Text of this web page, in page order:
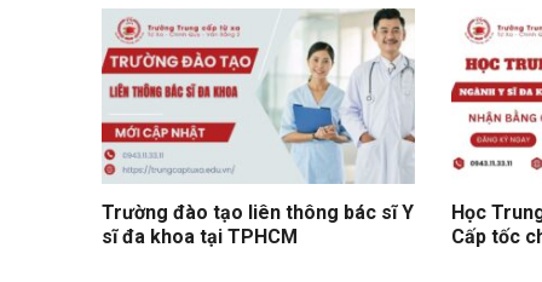
Trường đào tạo liên thông bác sĩ Y
sĩ đa khoa tại TPHCM
Học
Cấp tốc